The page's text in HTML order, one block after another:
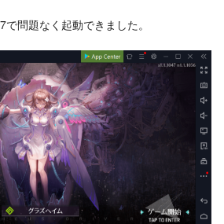
問題なく起動できました。